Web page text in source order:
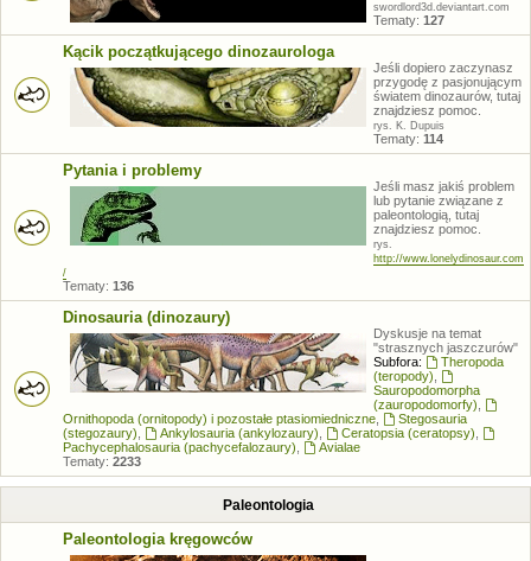
swordlord3d.deviantart.com
Tematy: 127
Kącik początkującego dinozaurologa
Jeśli dopiero zaczynasz
przygodę z pasjonującym
światem dinozaurów, tutaj
znajdziesz pomoc.
rys. K. Dupuis
Tematy: 114
Pytania i problemy
Jeśli masz jakiś problem
lub pytanie związane z
paleontologią, tutaj
znajdziesz pomoc.
rys.
http://www.lonelydinosaur.com
/
Tematy: 136
Dinosauria (dinozaury)
Dyskusje na temat
"strasznych jaszczurów"
Subfora:
Theropoda
(teropody)
Sauropodomorpha
(zauropodomorfy)
Ornithopoda (ornitopody) i pozostałe ptasiomiedniczne
Stegosauria
(stegozaury)
Ankylosauria (ankylozaury) Ceratopsia (ceratopsy)
Pachycephalosauria (pachycefalozaury)
Avialae
Tematy: 2233
Paleontologia
Paleontologia kręgowców